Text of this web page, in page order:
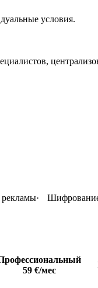
условия.
рекламы·
59 €/мес